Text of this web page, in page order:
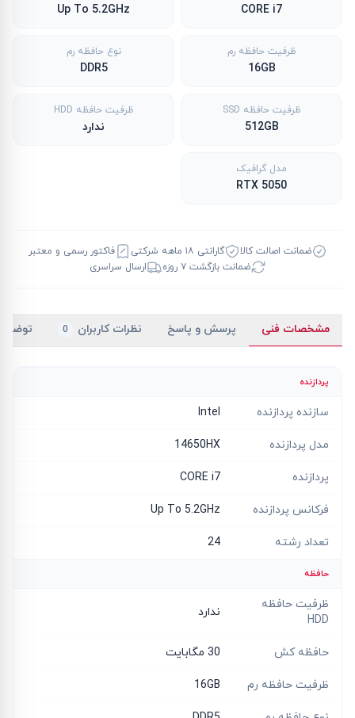
CORE i7
Up To 5.2GHz
ظرفیت حافظه رم
16GB
نوع حافظه رم
DDR5
ظرفیت حافظه SSD
512GB
ظرفیت حافظه HDD
ندارد
مدل گرافیک
RTX 5050
ضمانت اصالت کالا گارانتی ۱۸ ماهه شرکتی
فاکتور رسمی و معتبر
ضمانت بازگشت ۷ روزه
ارسال سراسری
مشخصات فنی پرسش و پاسخ نظرات کاربران 0
پردازنده
سازنده پردازنده Intel
مدل پردازنده 14650HX
پردازنده CORE i7
فرکانس پردازنده Up To 5.2GHz
تعداد رشته 24
حافظه
ظرفیت حافظه
HDD
ندارد
حافظه کش 30 مگابایت
ظرفیت حافظه رم 16GB